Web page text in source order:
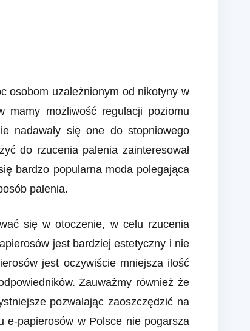
osobom uzależnionym od nikotyny w
mamy możliwość regulacji poziomu
nadawały się one do stopniowego
do rzucenia palenia zainteresował
bardzo popularna moda polegająca
palenia.
się w otoczenie, w celu rzucenia
jest bardziej estetyczny i nie
jest oczywiście mniejsza ilość
Zauważmy również że
pozwalając zaoszczędzić na
e-papierosów w Polsce nie pogarsza